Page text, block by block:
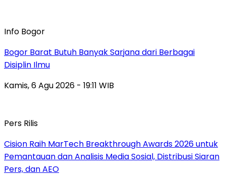
Info Bogor
Bogor Barat Butuh Banyak Sarjana dari Berbagai
Disiplin Ilmu
Kamis, 6 Agu 2026 - 19:11 WIB
Pers Rilis
Cision Raih MarTech Breakthrough Awards 2026 untuk
Pemantauan dan Analisis Media Sosial, Distribusi Siaran
Pers, dan AEO